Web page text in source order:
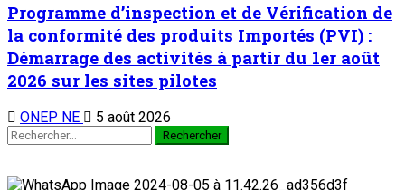
Programme d’inspection et de Vérification de
la conformité des produits Importés (PVI) :
Démarrage des activités à partir du 1er août
2026 sur les sites pilotes
ONEP NE
5 août 2026
Rechercher :